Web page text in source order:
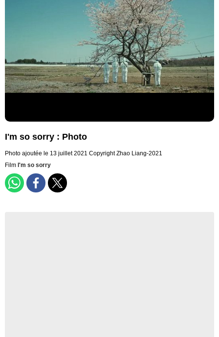
I'm so sorry : Photo
Photo ajoutée le 13 juillet 2021 Copyright Zhao Liang-2021
Film I'm so sorry